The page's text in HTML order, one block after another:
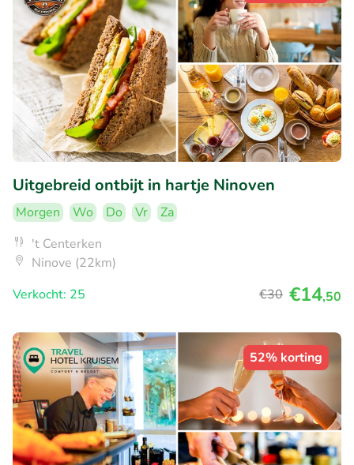
Uitgebreid ontbijt in hartje Ninoven
Morgen Wo Do Vr
Za
't Centerken
Ninove (22km)
Verkocht: 25
€30 €14,50
52% korting